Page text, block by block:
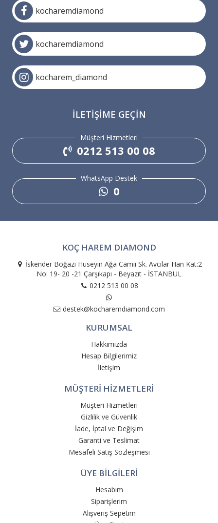
kocharemdiamond
kocharemdiamond
kocharem_diamond
İLETIŞIME GEÇIN
Müşteri Hizmetleri
0212 513 00 08
WhatsApp Destek
0
KOÇ HAREM DIAMOND
İskender Boğazı Hüseyin Ağa Camii Sk. Avcılar Han Kat:2
No: 19- 20 -21 Çarşıkapı - Beyazıt - İSTANBUL
0212 513 00 08
destek@kocharemdiamond.com
KURUMSAL
Hakkımızda
Hesap Bilgilerimiz
İletişim
MÜŞTERİ HİZMETLERİ
Müşteri Hizmetleri
Gizlilik ve Güvenlik
İade, İptal ve Değişim
Garanti ve Teslimat
Mesafeli Satış Sözleşmesi
ÜYE BİLGİLERİ
Hesabım
Siparişlerim
Alışveriş Sepetim